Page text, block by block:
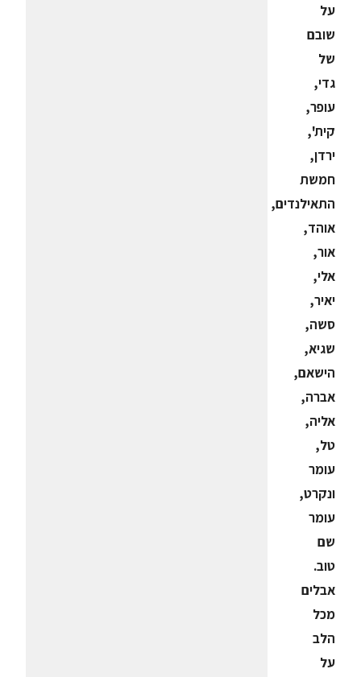
על
שובם
של
גדי,
עופר,
קית',
ירדן,
חמשת
התאילנדים,
אוהד,
אור,
אלי,
יאיר,
סשה,
שגיא,
הישאם,
אברה,
אליה,
טל,
עומר
ונקרט,
עומר
שם
טוב.
אבלים
מכל
הלב
על